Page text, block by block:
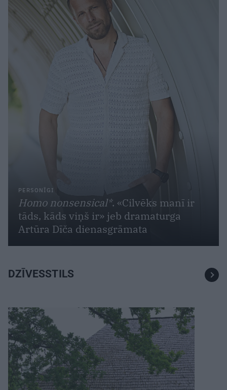
PERSONĪGI
Homo nonsensical*. «Cilvēks manī ir
tāds, kāds viņš ir» jeb dramaturga
Artūra Dīča dienasgrāmata
DZĪVESSTILS